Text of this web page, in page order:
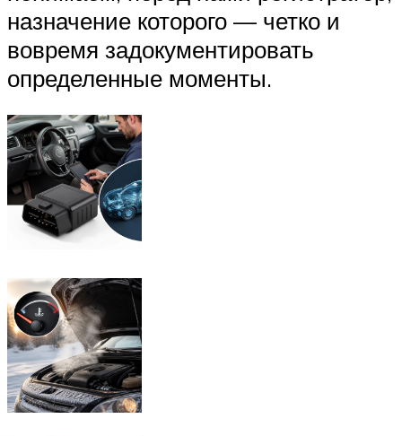
назначение которого — четко и
вовремя задокументировать
определенные моменты.